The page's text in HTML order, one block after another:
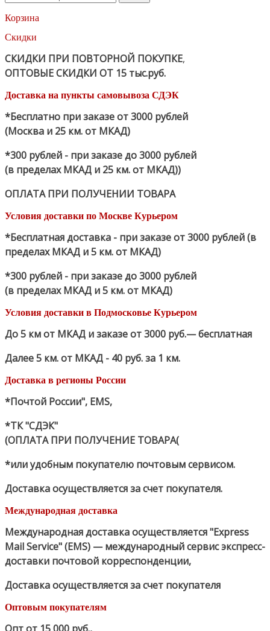
Корзина
Скидки
СКИДКИ ПРИ ПОВТОРНОЙ ПОКУПКЕ,
ОПТОВЫЕ СКИДКИ ОТ 15 тыс.руб.
Доставка на пункты самовывоза СДЭК
*Бесплатно при заказе от 3000 рублей
(Москва и 25 км. от МКАД)
*300 рублей - при заказе до 3000 рублей
(в пределах МКАД и 25 км. от МКАД))
ОПЛАТА ПРИ ПОЛУЧЕНИИ ТОВАРА
Условия доставки по Москве Курьером
*Бесплатная доставка - при заказе от 3000 рублей (в
пределах МКАД и 5 км. от МКАД)
*300 рублей - при заказе до 3000 рублей
(в пределах МКАД и 5 км. от МКАД)
Условия доставки в Подмосковье Курьером
До 5 км от МКАД и заказе от 3000 руб.— бесплатная
Далее 5 км. от МКАД - 40 руб. за 1 км.
Доставка в регионы России
*Почтой России", EMS,
*ТК "СДЭК"
(ОПЛАТА ПРИ ПОЛУЧЕНИЕ ТОВАРА(
*или удобным покупателю почтовым сервисом.
Доставка осуществляется за счет покупателя.
Международная доставка
Международная доставка осуществляется "Express
Mail Service" (EMS) — международный сервис экспресс-
доставки почтовой корреспонденции,
Доставка осуществляется за счет покупателя
Оптовым покупателям